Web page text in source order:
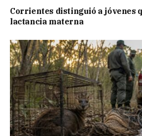
Corrientes distinguió a jóvenes
lactancia materna